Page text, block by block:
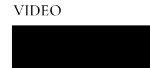
VIDEO